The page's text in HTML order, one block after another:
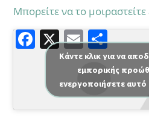
Μπορείτε να το
F
a
e
b
X E
m
ai
l
Μ
οι
ρ
α
σ
Κάντε κλικ για να
εμπορικής
ενεργοποιήσετε αυτό